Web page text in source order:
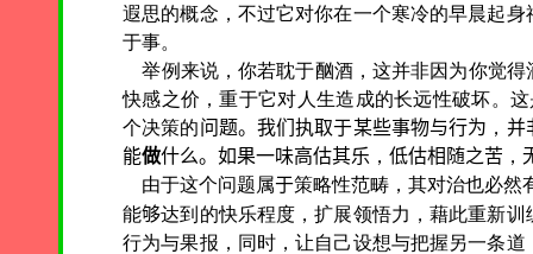
遐思的概念，不过它对你在一个寒冷的早晨起
于事。
举例来说，你若耽于酗酒，这并非因为你觉
快感之价，重于它对人生造成的长远性破坏。
个决策的问题。我们执取于某些事物与行为 ， 并
能做什么。如果一味高估其乐 ， 低估相随之苦 ，
由于这个问题属于策略性范畴，其对治也必然
能够达到的快乐程度，扩展领悟力，藉此重新
行为与果报，同时，让自己设想与把握另一条